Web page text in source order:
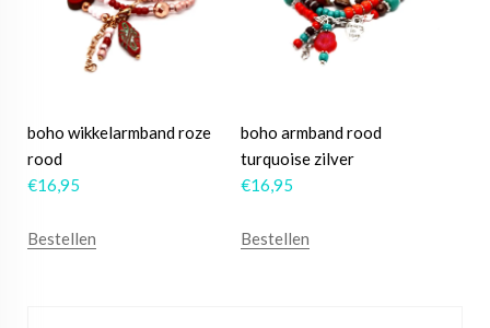
boho wikkelarmband roze
rood
€16,95
Bestellen
boho armband rood
turquoise zilver
€16,95
Bestellen